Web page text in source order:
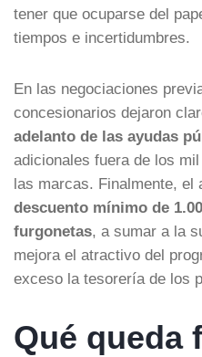
tener que ocuparse del
tiempos e incertidumbres.
En las negociaciones
concesionarios dejaron
adelanto de las ayudas
adicionales fuera de los
las marcas. Finalmente, el
descuento mínimo de
furgonetas, a sumar a la
mejora el atractivo del
exceso la tesorería de los
Qué queda